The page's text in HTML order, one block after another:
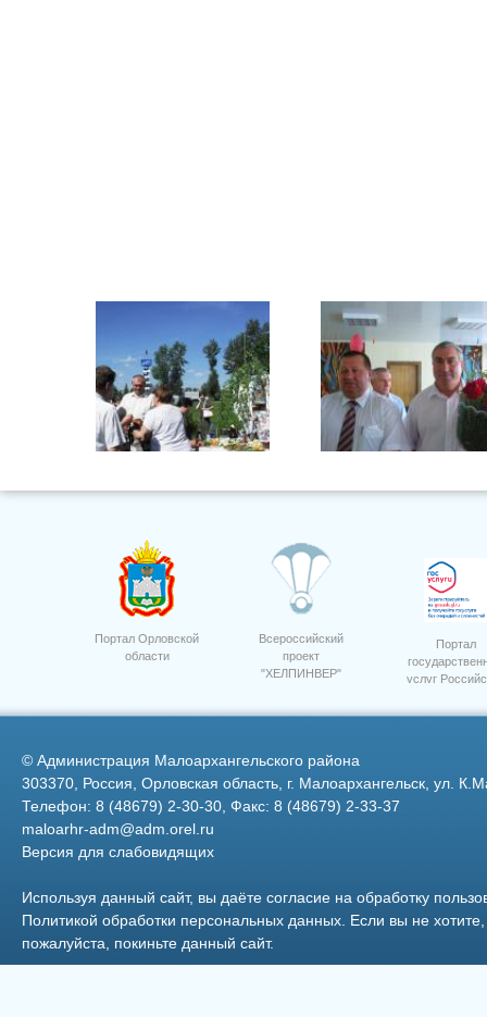
Фото 5 Суровцев А.А.
Магазин Родное село
Портал Орловской
области
Всероссийский
проект
"ХЕЛПИНВЕР"
Портал
услуг
© Администрация Малоархангельского района
303370, Россия, Орловская область, г. Малоархангельск, ул.
Телефон: 8 (48679) 2-30-30, Факс: 8 (48679) 2-33-37
maloarhr-adm@adm.orel.ru
Версия для слабовидящих
Используя данный сайт, вы даёте согласие на обработку
Политикой обработки персональных данных . Если вы не
пожалуйста, покиньте данный сайт.